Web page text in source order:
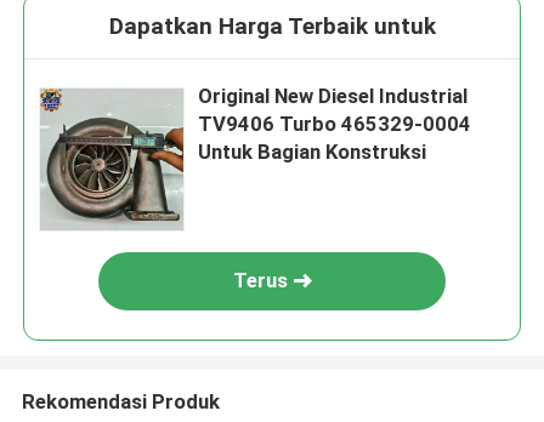
Dapatkan Harga Terbaik untuk
Original New Diesel Industrial
TV9406 Turbo 465329-0004
Untuk Bagian Konstruksi
Terus
Rekomendasi Produk